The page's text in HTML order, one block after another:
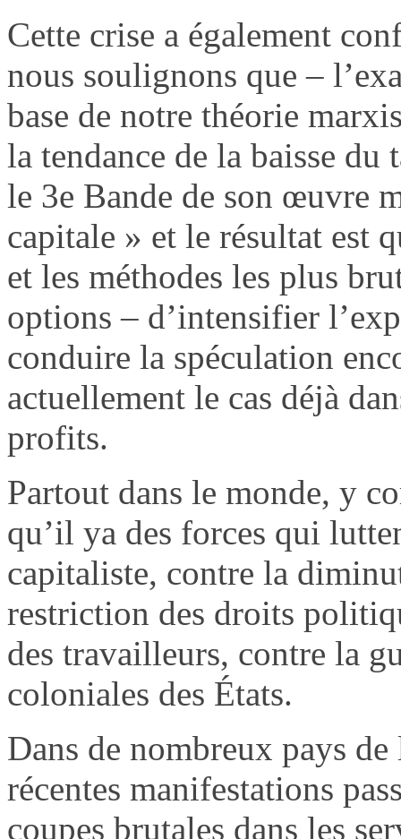
Cette crise a également
nous soulignons que –
base de notre théorie
la tendance de la baisse
le 3e Bande de son œuvre
capitale » et le résultat est
et les méthodes les plus
options – d’intensifier
conduire la spéculation
actuellement le cas déjà
profits.
Partout dans le monde, y
qu’il ya des forces qui
capitaliste, contre la
restriction des droits
des travailleurs, contre la
coloniales des États.
Dans de nombreux pays
récentes manifestations
coupes brutales dans les